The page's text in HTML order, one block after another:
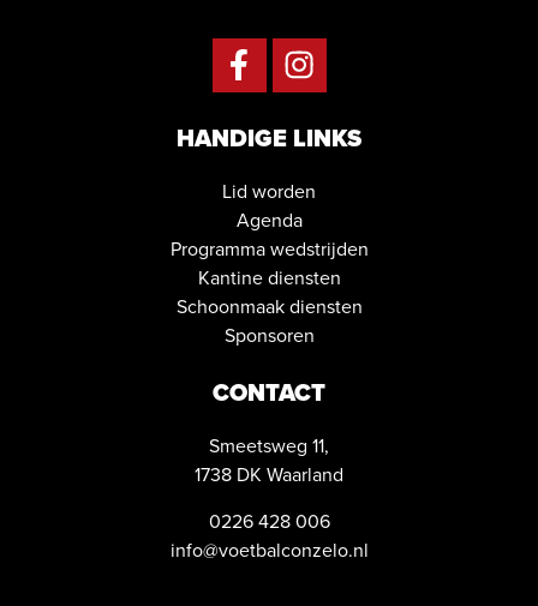
HANDIGE LINKS
Lid worden
Agenda
Programma wedstrijden
Kantine diensten
Schoonmaak diensten
Sponsoren
CONTACT
Smeetsweg 11,
1738 DK Waarland
0226 428 006
info@voetbalconzelo.nl